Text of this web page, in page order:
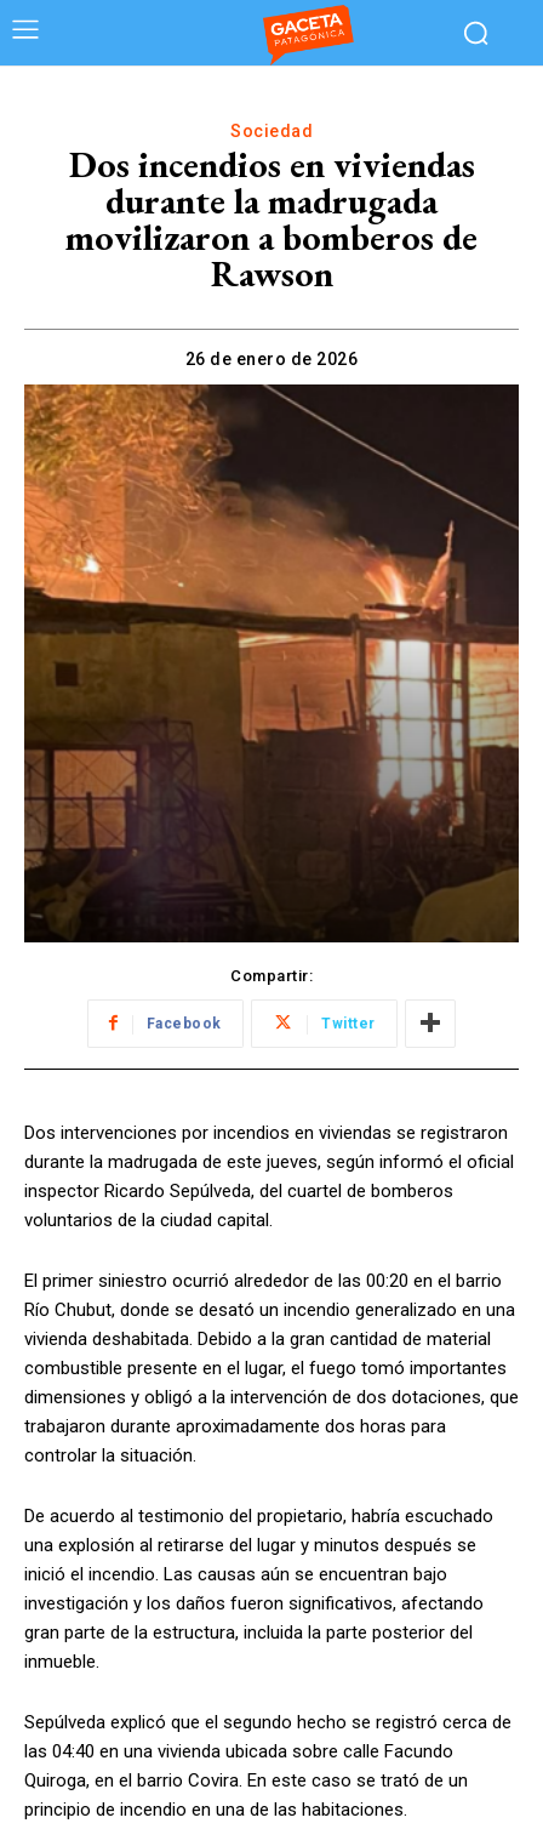
Sociedad
Dos incendios en viviendas
durante la madrugada
movilizaron a bomberos de
Rawson
26 de enero de 2026
Compartir:
Facebook Twitter
Dos intervenciones por incendios en viviendas se registraron
durante la madrugada de este jueves, según informó el oficial
inspector Ricardo Sepúlveda, del cuartel de bomberos
voluntarios de la ciudad capital.
El primer siniestro ocurrió alrededor de las 00:20 en el barrio
Río Chubut, donde se desató un incendio generalizado en una
vivienda deshabitada. Debido a la gran cantidad de material
combustible presente en el lugar, el fuego tomó importantes
dimensiones y obligó a la intervención de dos dotaciones, que
trabajaron durante aproximadamente dos horas para
controlar la situación.
De acuerdo al testimonio del propietario, habría escuchado
una explosión al retirarse del lugar y minutos después se
inició el incendio. Las causas aún se encuentran bajo
investigación y los daños fueron significativos, afectando
gran parte de la estructura, incluida la parte posterior del
inmueble.
Sepúlveda explicó que el segundo hecho se registró cerca de
las 04:40 en una vivienda ubicada sobre calle Facundo
Quiroga, en el barrio Covira. En este caso se trató de un
principio de incendio en una de las habitaciones.